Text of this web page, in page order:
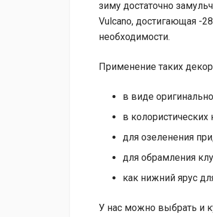
зиму достаточно
Vulcano, достигающая -
необходимости.
Применение таких
в виде
в колористических
для озеленения
для обрамления
как нижний ярус
У нас можно выбрать и